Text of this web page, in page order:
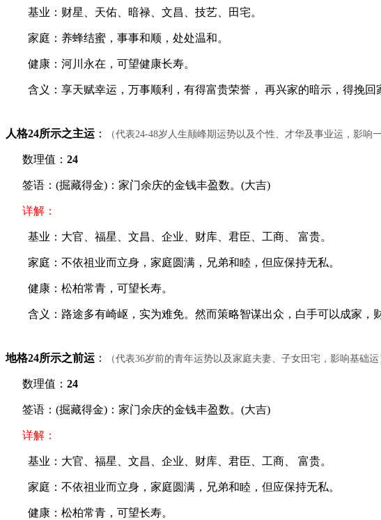
基业：财星、天佑、暗禄、文昌、技艺、田宅。
家庭：养蜂结蜜，事事和顺，处处温和。
健康：河川永在，可望健康长寿。
含义：享天赋幸运，万事顺利，有得富贵荣誉， 再兴家的暗示，得挽回
人格24所示之主运 ： （代表24-48岁人生颠峰期运势以及个性、才华及事业运，影响
数理值： 24
签语：(掘藏得金)：家门余庆的金钱丰盈数。(大吉)
详解：
基业：大官、福星、文昌、企业、财库、君臣、工商、 富贵。
家庭：不依祖业而立身，家庭圆满，兄弟和睦，但应保持无私。
健康：松柏常青，可望长寿。
含义：路途多有崎岖，实为难免。然而策略智谋出众，白手可以成家，
地格24所示之前运 ： （代表36岁前的青年运势以及家庭夫妻、子女田宅，影响基础运
数理值： 24
签语：(掘藏得金)：家门余庆的金钱丰盈数。(大吉)
详解：
基业：大官、福星、文昌、企业、财库、君臣、工商、 富贵。
家庭：不依祖业而立身，家庭圆满，兄弟和睦，但应保持无私。
健康：松柏常青，可望长寿。